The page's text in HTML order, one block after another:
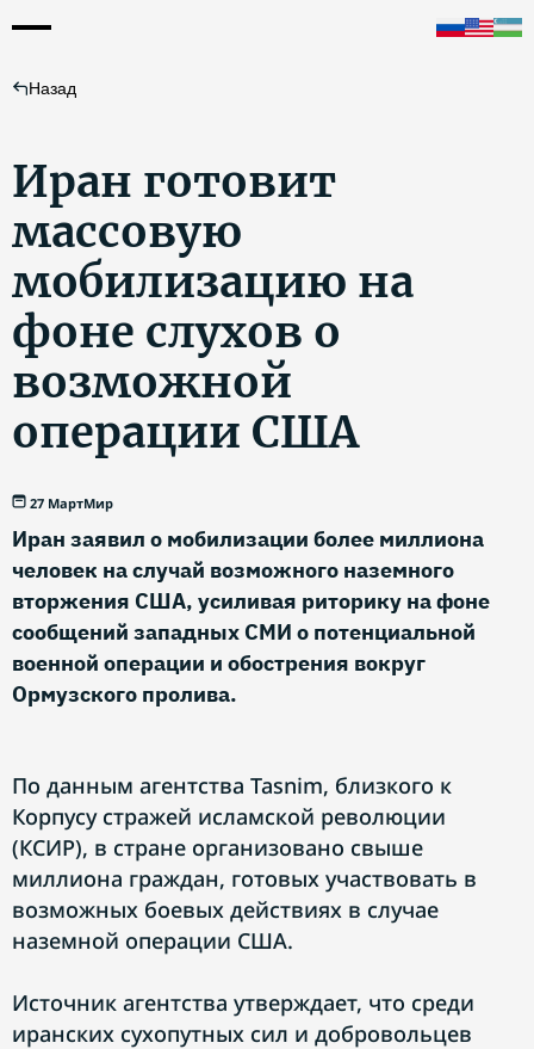
Назад
Иран готовит
массовую
мобилизацию на
фоне слухов о
возможной
операции США
27 МартМир
Иран заявил о мобилизации более миллиона
человек на случай возможного наземного
вторжения США, усиливая риторику на фоне
сообщений западных СМИ о потенциальной
военной операции и обострения вокруг
Ормузского пролива.
По данным агентства Tasnim, близкого к
Корпусу стражей исламской революции
(КСИР), в стране организовано свыше
миллиона граждан, готовых участвовать в
возможных боевых действиях в случае
наземной операции США.
Источник агентства утверждает, что среди
иранских сухопутных сил и добровольцев